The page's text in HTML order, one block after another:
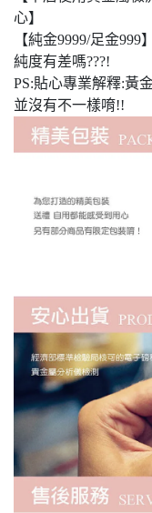
心】
【純金9999/足金999
純度有差嗎???!
PS:貼心專業解釋:黃
並沒有不一樣唷!!